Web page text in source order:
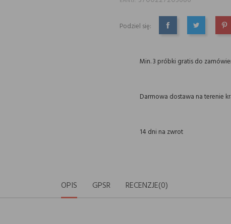
Podziel się:
UDOSTĘPNIJTWEETUJ
Min. 3 próbki gratis do
Darmowa dostawa na terenie
14 dni na zwrot
OPIS GPSR RECENZJE(0)